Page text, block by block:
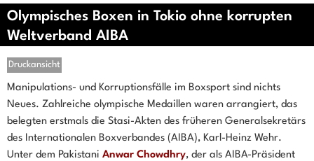
Olympisches Boxen in Tokio ohne korrupten
Weltverband AIBA
Druckansicht
Manipulations- und Korruptionsfälle im Boxsport sind nichts
Neues. Zahlreiche olympische Medaillen waren arrangiert, das
belegten erstmals die Stasi-Akten des früheren Generalsekretärs
des Internationalen Boxverbandes (AIBA), Karl-Heinz Wehr.
Unter dem Pakistani Anwar Chowdhry, der als AIBA-Präsident